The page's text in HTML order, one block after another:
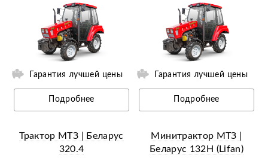
Гарантия лучшей цены
Подробнее
Ещё 1 фотография
Гарантия лучшей цены
Подробнее
Трактор МТЗ | Беларус
320.4
Минитрактор МТЗ |
Беларус 132H (Lifan)